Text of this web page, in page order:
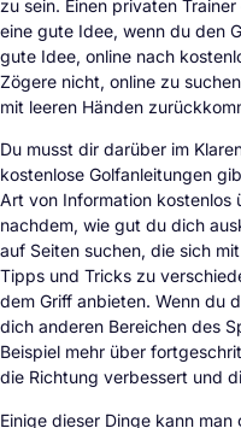
zu sein. Einen privaten
eine gute Idee, wenn du den
gute Idee, online nach
Zögere nicht, online zu
mit leeren Händen
Du musst dir darüber im
kostenlose Golfanleitungen
Art von Information kostenlos
nachdem, wie gut du dich
auf Seiten suchen, die sich
Tipps und Tricks zu
dem Griff anbieten. Wenn du
dich anderen Bereichen des
Beispiel mehr über
die Richtung verbessert und
Einige dieser Dinge kann